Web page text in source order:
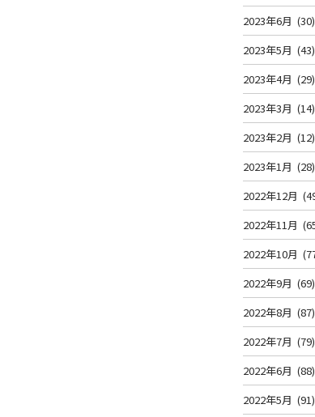
2023年6月 (30)
2023年5月 (43)
2023年4月 (29)
2023年3月 (14)
2023年2月 (12)
2023年1月 (28)
2022年12月
2022年11月
2022年10月
2022年9月 (69)
2022年8月 (87)
2022年7月 (79)
2022年6月 (88)
2022年5月 (91)